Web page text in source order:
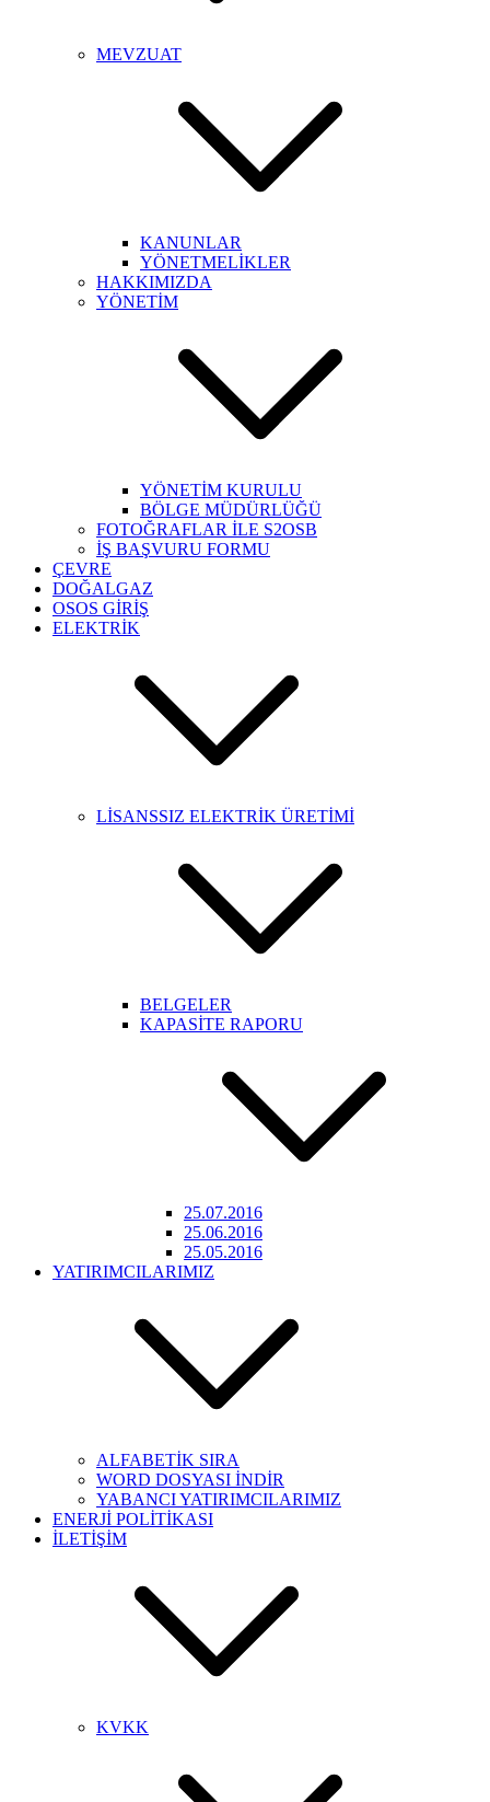
MEVZUAT
KANUNLAR
YÖNETMELİKLER
HAKKIMIZDA
YÖNETİM
YÖNETİM KURULU
BÖLGE MÜDÜRLÜĞÜ
FOTOĞRAFLAR İLE S2OSB
İŞ BAŞVURU FORMU
ÇEVRE
DOĞALGAZ
OSOS GİRİŞ
ELEKTRİK
LİSANSSIZ ELEKTRİK ÜRETİMİ
BELGELER
KAPASİTE RAPORU
25.07.2016
25.06.2016
25.05.2016
YATIRIMCILARIMIZ
ALFABETİK SIRA
WORD DOSYASI İNDİR
YABANCI YATIRIMCILARIMIZ
ENERJİ POLİTİKASI
İLETİŞİM
KVKK